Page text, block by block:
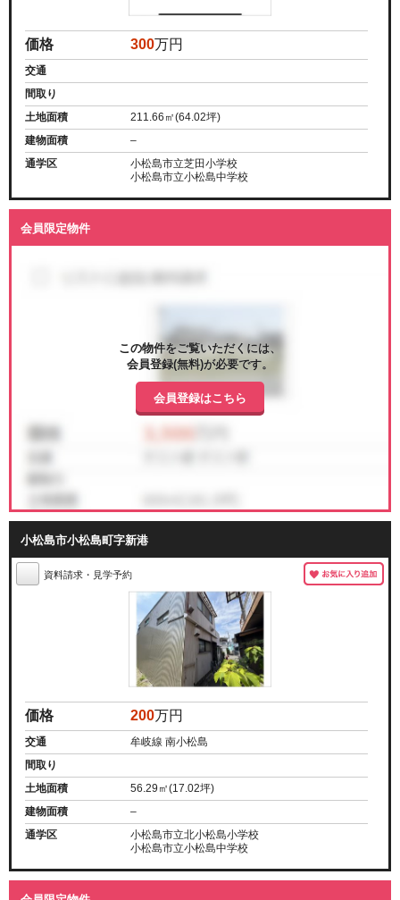
価格 300万円
交通
間取り
土地面積
211.66㎡(64.02坪)
建物面積
–
通学区
小松島市立芝田小学校
小松島市立小松島中学校
会員限定物件
この物件をご覧いただくには、
会員登録(無料)が必要です。
会員登録はこちら
小松島市小松島町字新港
資料請求・見学予約
価格 200万円
交通
牟岐線 南小松島
間取り
土地面積
56.29㎡(17.02坪)
建物面積
–
通学区
小松島市立北小松島小学校
小松島市立小松島中学校